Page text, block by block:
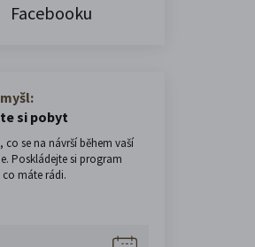
Facebooku
si pobyt
co se na návrší během vaší
Poskládejte si program
máte rádi.